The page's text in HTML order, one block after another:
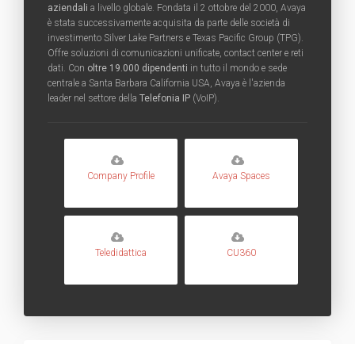
aziendali a livello globale. Fondata il 2 ottobre del 2000, Avaya
è stata successivamente acquisita da parte delle società di
investimento Silver Lake Partners e Texas Pacific Group (TPG).
Offre soluzioni di comunicazioni unificate, contact center e reti
dati. Con oltre 19.000 dipendenti in tutto il mondo e sede
centrale a Santa Barbara California USA, Avaya è l'azienda
leader nel settore della Telefonia IP (VoIP).
Company Profile Avaya Spaces
Teledidattica CU360